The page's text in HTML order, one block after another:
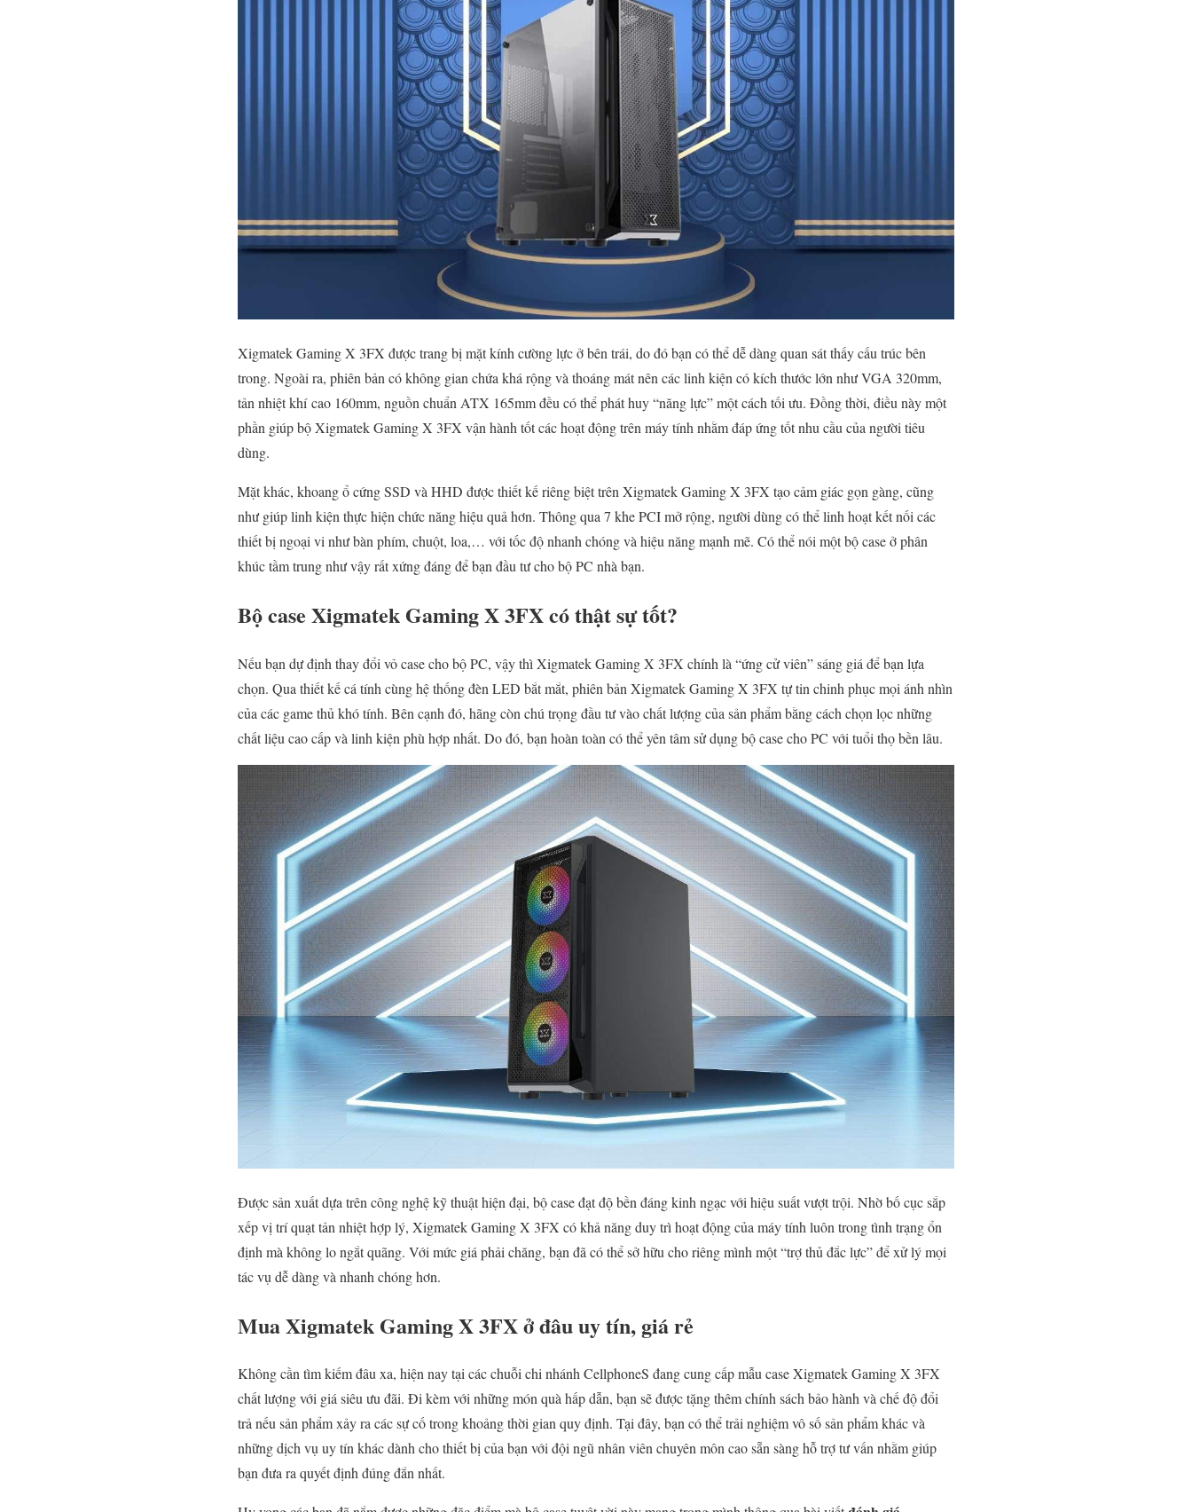
Xigmatek Gaming X 3FX được trang bị mặt kính cường lực ở bên trái, do đó bạn có thể dễ dàng quan sát thấy cấu trúc bên
trong. Ngoài ra, phiên bản có không gian chứa khá rộng và thoáng mát nên các linh kiện có kích thước lớn như VGA 320mm,
tản nhiệt khí cao 160mm, nguồn chuẩn ATX 165mm đều có thể phát huy “năng lực” một cách tối ưu. Đồng thời, điều này một
phần giúp bộ Xigmatek Gaming X 3FX vận hành tốt các hoạt động trên máy tính nhằm đáp ứng tốt nhu cầu của người tiêu
dùng.
Mặt khác, khoang ổ cứng SSD và HHD được thiết kế riêng biệt trên Xigmatek Gaming X 3FX tạo cảm giác gọn gàng, cũng
như giúp linh kiện thực hiện chức năng hiệu quả hơn. Thông qua 7 khe PCI mở rộng, người dùng có thể linh hoạt kết nối các
thiết bị ngoại vi như bàn phím, chuột, loa,… với tốc độ nhanh chóng và hiệu năng mạnh mẽ. Có thể nói một bộ case ở phân
khúc tầm trung như vậy rất xứng đáng để bạn đầu tư cho bộ PC nhà bạn.
Bộ case Xigmatek Gaming X 3FX có thật sự tốt?
Nếu bạn dự định thay đổi vỏ case cho bộ PC, vậy thì Xigmatek Gaming X 3FX chính là “ứng cử viên” sáng giá để bạn lựa
chọn. Qua thiết kế cá tính cùng hệ thống đèn LED bắt mắt, phiên bản Xigmatek Gaming X 3FX tự tin chinh phục mọi ánh nhìn
của các game thủ khó tính. Bên cạnh đó, hãng còn chú trọng đầu tư vào chất lượng của sản phẩm bằng cách chọn lọc những
chất liệu cao cấp và linh kiện phù hợp nhất. Do đó, bạn hoàn toàn có thể yên tâm sử dụng bộ case cho PC với tuổi thọ bền lâu.
Được sản xuất dựa trên công nghệ kỹ thuật hiện đại, bộ case đạt độ bền đáng kinh ngạc với hiệu suất vượt trội. Nhờ bố cục sắp
xếp vị trí quạt tản nhiệt hợp lý, Xigmatek Gaming X 3FX có khả năng duy trì hoạt động của máy tính luôn trong tình trạng ổn
định mà không lo ngắt quãng. Với mức giá phải chăng, bạn đã có thể sở hữu cho riêng mình một “trợ thủ đắc lực” để xử lý mọi
tác vụ dễ dàng và nhanh chóng hơn.
Mua Xigmatek Gaming X 3FX ở đâu uy tín, giá rẻ
Không cần tìm kiếm đâu xa, hiện nay tại các chuỗi chi nhánh CellphoneS đang cung cấp mẫu case Xigmatek Gaming X 3FX
chất lượng với giá siêu ưu đãi. Đi kèm với những món quà hấp dẫn, bạn sẽ được tặng thêm chính sách bảo hành và chế độ đổi
trả nếu sản phẩm xảy ra các sự cố trong khoảng thời gian quy định. Tại đây, bạn có thể trải nghiệm vô số sản phẩm khác và
những dịch vụ uy tín khác dành cho thiết bị của bạn với đội ngũ nhân viên chuyên môn cao sẵn sàng hỗ trợ tư vấn nhằm giúp
bạn đưa ra quyết định đúng đắn nhất.